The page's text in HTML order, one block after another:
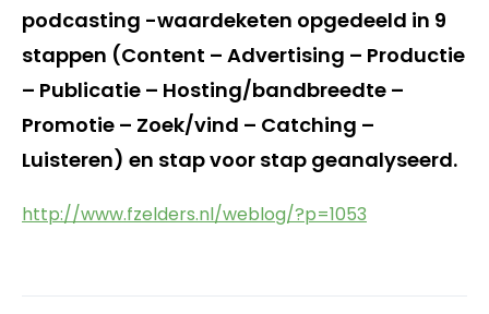
podcasting -waardeketen opgedeeld in 9
stappen (Content – Advertising – Productie
– Publicatie – Hosting/bandbreedte –
Promotie – Zoek/vind – Catching –
Luisteren) en stap voor stap geanalyseerd.
http://www.fzelders.nl/weblog/?p=1053